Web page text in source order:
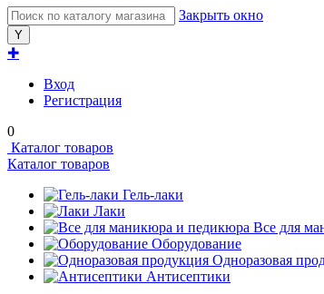
Закрыть окно
✚
Вход
Регистрация
0
Каталог товаров
Каталог товаров
Гель-лаки
Лаки
Все для
Оборудование
Одноразовая
Антисептики